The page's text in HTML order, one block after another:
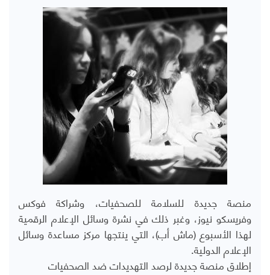
منصة جديدة للسلامة للصحفيات، وشراكة فوكس
وفريسكو نيوز، وغبر ذلك في نشرة وسائل الإعلام الرقمية
لهذا الأسبوع (ماش أب)، التي ينتجها مركز مساعدة وسائل
الإعلام الدولية.
إطلاق منصة جديدة لرصد التهديدات ضد الصحفيات